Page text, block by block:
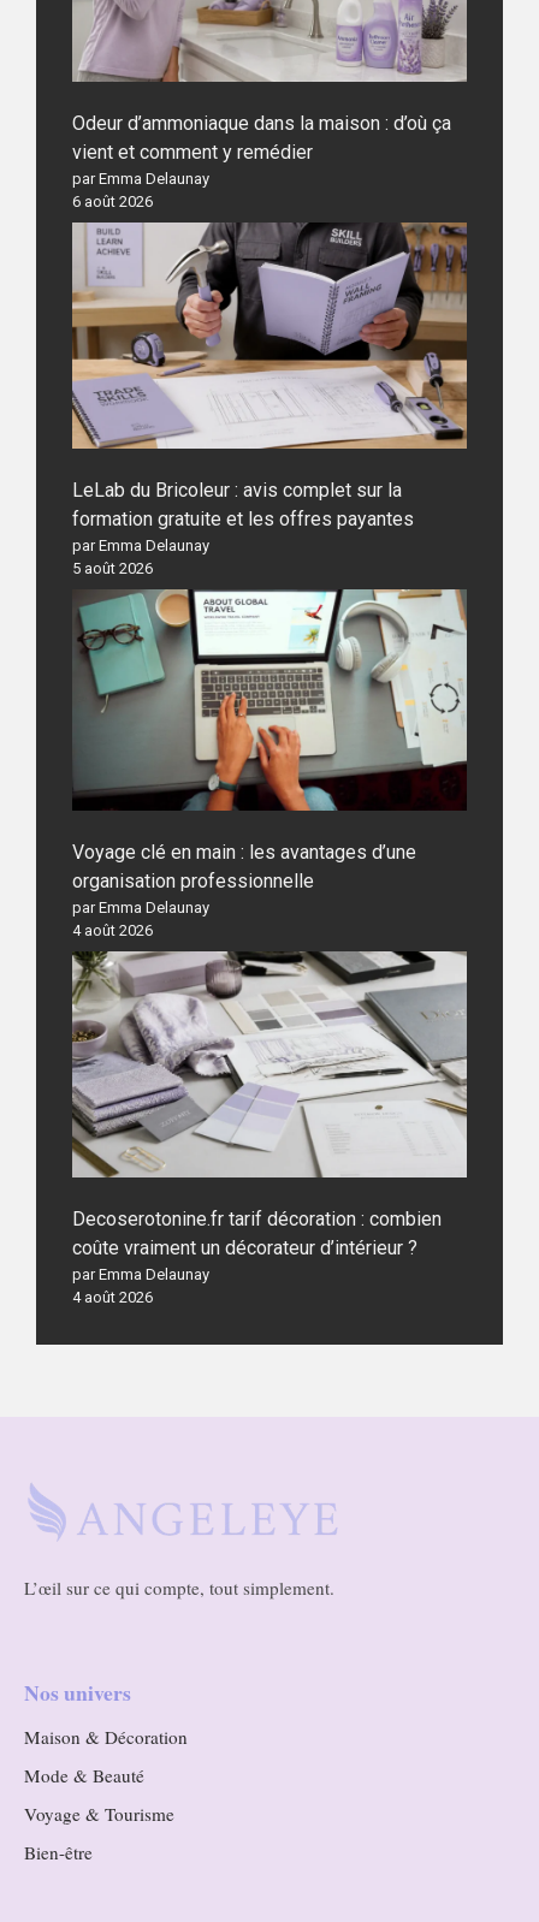
Odeur d’ammoniaque dans la maison : d’où ça
vient et comment y remédier
par Emma Delaunay
6 août 2026
LeLab du Bricoleur : avis complet sur la
formation gratuite et les offres payantes
par Emma Delaunay
5 août 2026
Voyage clé en main : les avantages d’une
organisation professionnelle
par Emma Delaunay
4 août 2026
Decoserotonine.fr tarif décoration : combien
coûte vraiment un décorateur d’intérieur ?
par Emma Delaunay
4 août 2026
L’œil sur ce qui compte, tout simplement.
Nos univers
Maison & Décoration
Mode & Beauté
Voyage & Tourisme
Bien-être